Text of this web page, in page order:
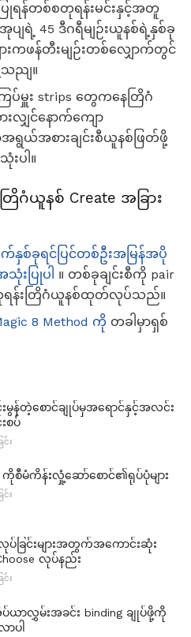
န်တစ်စတုရန်းမင်းနှင့်အတူ
ျရဲ့ 45 ဒီဂရီမျဉ်းယူနစ်ရဲ့နှစ်ခု
းကဖန်တီးမျဉ်းတစ်လျှောက်တွင်
ညျ။
ပ်မှူး strips တွေကနေတြိဂံ
လျှင်နောက်ကျော
ယ်အစားချင်းစီယူနစ်ဖြတ်ဖို့
ပါ။
ဂံယူနစ် Create အခြား
နှစ်ခုရင်ပြင်တစ်ဦးအမြန်အပို
သုံးပြုပါ ။ တစ်ခုချင်းစီကို pair
န်းတြိဂံယူနစ်ထုတ်လုပ်သည်။
8 Method ကို တခါမှာရှစ်
န်တဲ့စောင်ချုပ်မှအရောင်နှင့်အလင်း
စပ်
င်း
စီမံကိန်းလှုံ့ဆော်စောင်၏ရုပ်ပုံများ
င်း
လုပ်ခြင်းများအတွက်အကောင်းဆုံး
လုပ်နည်း
င်း
ပ်ယာလွှမ်းအခင်း binding ချုပ်ဖို့ကို
ပါ